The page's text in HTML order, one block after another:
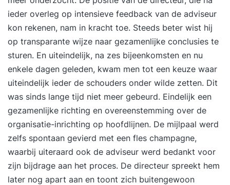
ieder overleg op intensieve feedback van de adviseur
kon rekenen, nam in kracht toe. Steeds beter wist hij
op transparante wijze naar gezamenlijke conclusies te
sturen. En uiteindelijk, na zes bijeenkomsten en nu
enkele dagen geleden, kwam men tot een keuze waar
uiteindelijk ieder de schouders onder wilde zetten. Dit
was sinds lange tijd niet meer gebeurd. Eindelijk een
gezamenlijke richting en overeenstemming over de
organisatie-inrichting op hoofdlijnen. De mijlpaal werd
zelfs spontaan gevierd met een fles champagne,
waarbij uiteraard ook de adviseur werd bedankt voor
zijn bijdrage aan het proces. De directeur spreekt hem
later nog apart aan en toont zich buitengewoon